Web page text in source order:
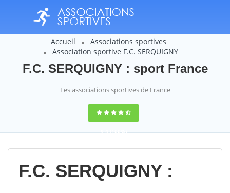
Accueil
Associations sportives
Association sportive F.C. SERQUIGNY
F.C. SERQUIGNY : sport France
Les associations sportives de France
9,4(100%)
14358votes
F.C. SERQUIGNY :